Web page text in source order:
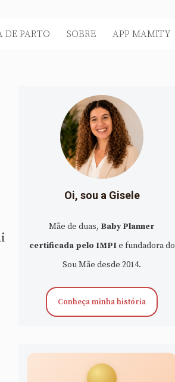
DE PARTO SOBRE APP MAMITY
Oi, sou a Gisele
Mãe de duas, Baby Planner
certificada pelo IMPIe fundadora do
Sou Mãe desde 2014.
Conheça minha história